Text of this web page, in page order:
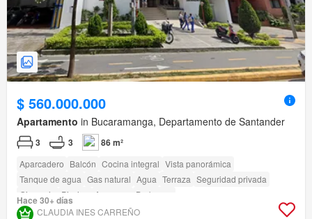
$ 560.000.000
Apartamento in Bucaramanga, Departamento de Santander
3 3 86 m²
Aparcadero Balcón Cocina integral Vista panorámica
Tanque de agua Gas natural Agua Terraza Seguridad privada
Gimnasio
Piscina Ascensor Barbecue
Hace 30+ días
CLAUDIA INES CARREÑO